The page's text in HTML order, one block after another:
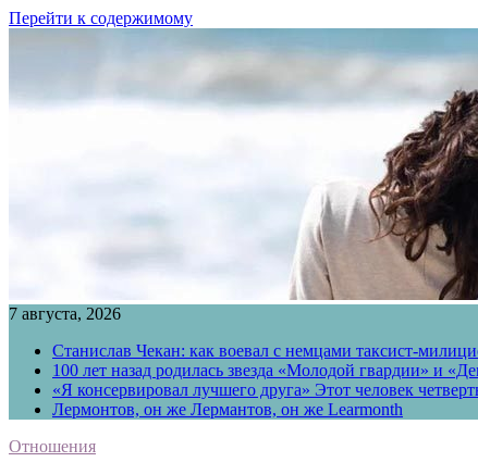
Перейти к содержимому
7 августа, 2026
Станислав Чекан: как воевал с немцами таксист-
100 лет назад родилась звезда «Молодой гвардии» и
«Я консервировал лучшего друга» Этот человек
Лермонтов, он же Лермантов, он же Learmonth
Отношения